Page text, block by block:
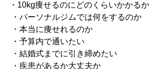
・10kg痩せるのにどのくらいかかるか
・パーソナルジムでは何をするのか
・本当に痩せれるのか
・予算内で通いたい
・結婚式までに引き締めたい
・疾患があるか大丈夫か